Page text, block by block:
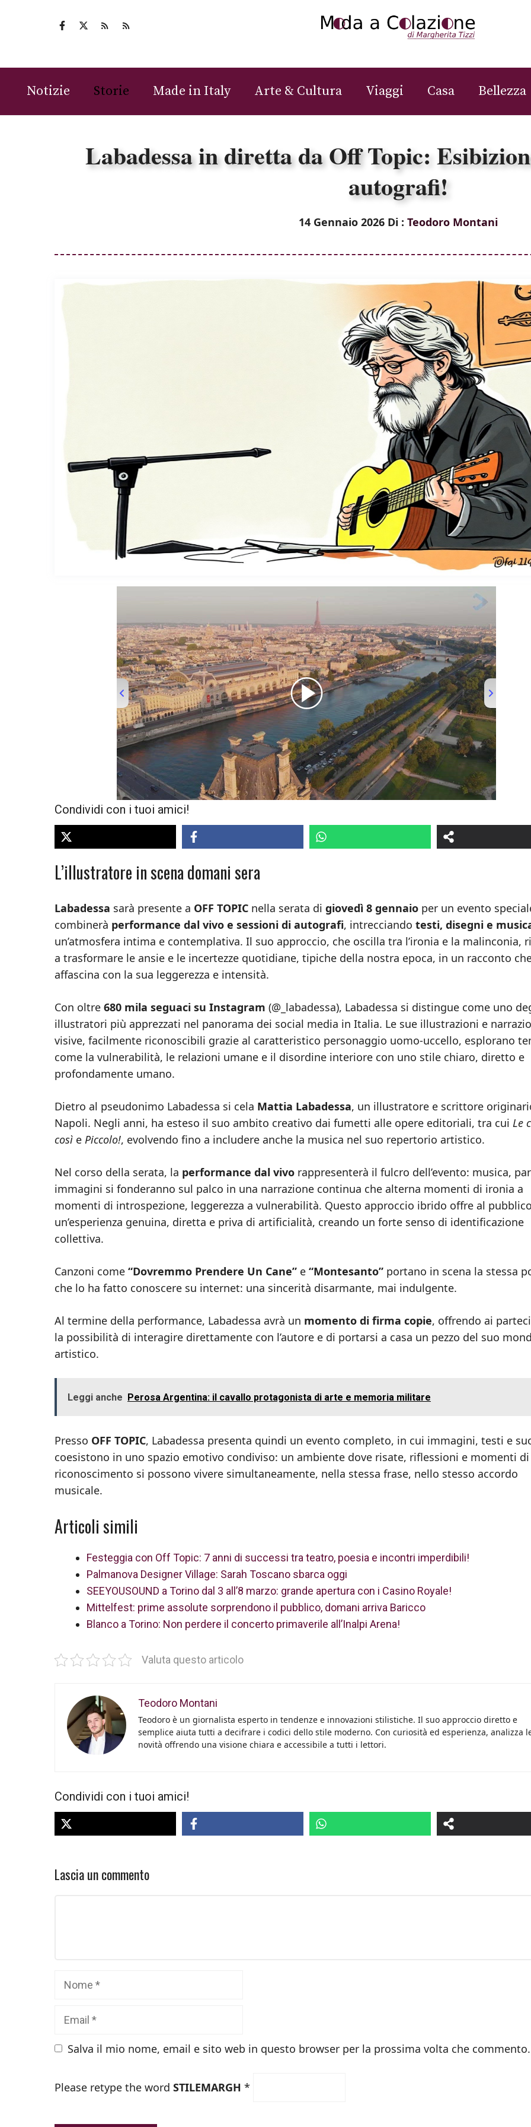
Notizie Storie Made in Italy Arte & Cultura Viaggi Casa Bellezza
Labadessa in diretta da Off Topic:
autografi!
14 Gennaio 2026 Di : Teodoro Montani
Condividi con i tuoi amici!
L’illustratore in scena domani sera
Labadessa sarà presente a OFF TOPIC nella serata di giovedì 8 gennaio per un evento
combinerà performance dal vivo e sessioni di autografi, intrecciando testi, disegni e
un’atmosfera intima e contemplativa. Il suo approccio, che oscilla tra l’ironia e la malinconia,
a trasformare le ansie e le incertezze quotidiane, tipiche della nostra epoca, in un racconto
affascina con la sua leggerezza e intensità.
Con oltre 680 mila seguaci su Instagram (@_labadessa), Labadessa si distingue come uno
illustratori più apprezzati nel panorama dei social media in Italia. Le sue illustrazioni e
visive, facilmente riconoscibili grazie al caratteristico personaggio uomo-uccello, esplorano
come la vulnerabilità, le relazioni umane e il disordine interiore con uno stile chiaro, diretto e
profondamente umano.
Dietro al pseudonimo Labadessa si cela Mattia Labadessa, un illustratore e scrittore
Napoli. Negli anni, ha esteso il suo ambito creativo dai fumetti alle opere editoriali, tra cui Le
così e Piccolo!, evolvendo fino a includere anche la musica nel suo repertorio artistico.
Nel corso della serata, la performance dal vivo rappresenterà il fulcro dell’evento: musica,
immagini si fonderanno sul palco in una narrazione continua che alterna momenti di ironia a
momenti di introspezione, leggerezza a vulnerabilità. Questo approccio ibrido offre al pubblico
un’esperienza genuina, diretta e priva di artificialità, creando un forte senso di identificazione
collettiva.
Canzoni come “Dovremmo Prendere Un Cane” e “Montesanto” portano in scena la stessa
che lo ha fatto conoscere su internet: una sincerità disarmante, mai indulgente.
Al termine della performance, Labadessa avrà un momento di firma copie, offrendo ai
la possibilità di interagire direttamente con l’autore e di portarsi a casa un pezzo del suo
artistico.
Leggi anche Perosa Argentina: il cavallo protagonista di arte e memoria militare
Presso OFF TOPIC, Labadessa presenta quindi un evento completo, in cui immagini, testi e
coesistono in uno spazio emotivo condiviso: un ambiente dove risate, riflessioni e momenti di
riconoscimento si possono vivere simultaneamente, nella stessa frase, nello stesso accordo
musicale.
Articoli simili
Festeggia con Off Topic: 7 anni di successi tra teatro, poesia e incontri imperdibili!
Palmanova Designer Village: Sarah Toscano sbarca oggi
SEEYOUSOUND a Torino dal 3 all’8 marzo: grande apertura con i Casino Royale!
Mittelfest: prime assolute sorprendono il pubblico, domani arriva Baricco
Blanco a Torino: Non perdere il concerto primaverile all’Inalpi Arena!
Valuta questo articolo
Teodoro Montani
Teodoro è un giornalista esperto in tendenze e innovazioni stilistiche. Il suo approccio diretto e
semplice aiuta tutti a decifrare i codici dello stile moderno. Con curiosità ed esperienza, analizza
novità offrendo una visione chiara e accessibile a tutti i lettori.
Condividi con i tuoi amici!
Lascia un commento
Salva il mio nome, email e sito web in questo browser per la prossima volta che commento.
Please retype the word STILEMARGH *